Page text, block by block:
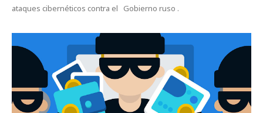
ataques cibernéticos contra el Gobierno ruso .